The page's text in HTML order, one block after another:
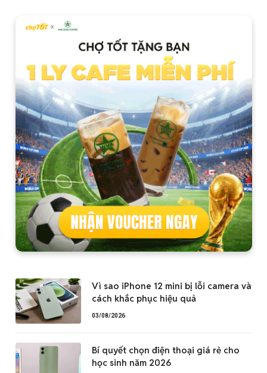
Vì sao iPhone 12 mini bị lỗi camera và
cách khắc phục hiệu quả
03/08/2026
Bí quyết chọn điện thoại giá rẻ cho
học sinh năm 2026